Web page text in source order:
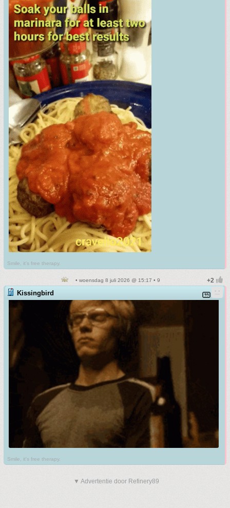
Smile, it's free therapy.
• woensdag 8 juli 2026 @ 15:17 • 9
Kissingbird
Smile, it's free therapy.
▼ Advertentie door Refinery89